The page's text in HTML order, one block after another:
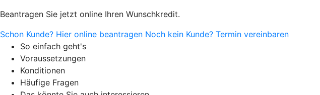
Beantragen Sie jetzt online Ihren Wunschkredit.
Schon Kunde? Hier online beantragen Noch kein Kunde? Termin vereinbaren
So einfach geht's
Voraussetzungen
Konditionen
Häufige Fragen